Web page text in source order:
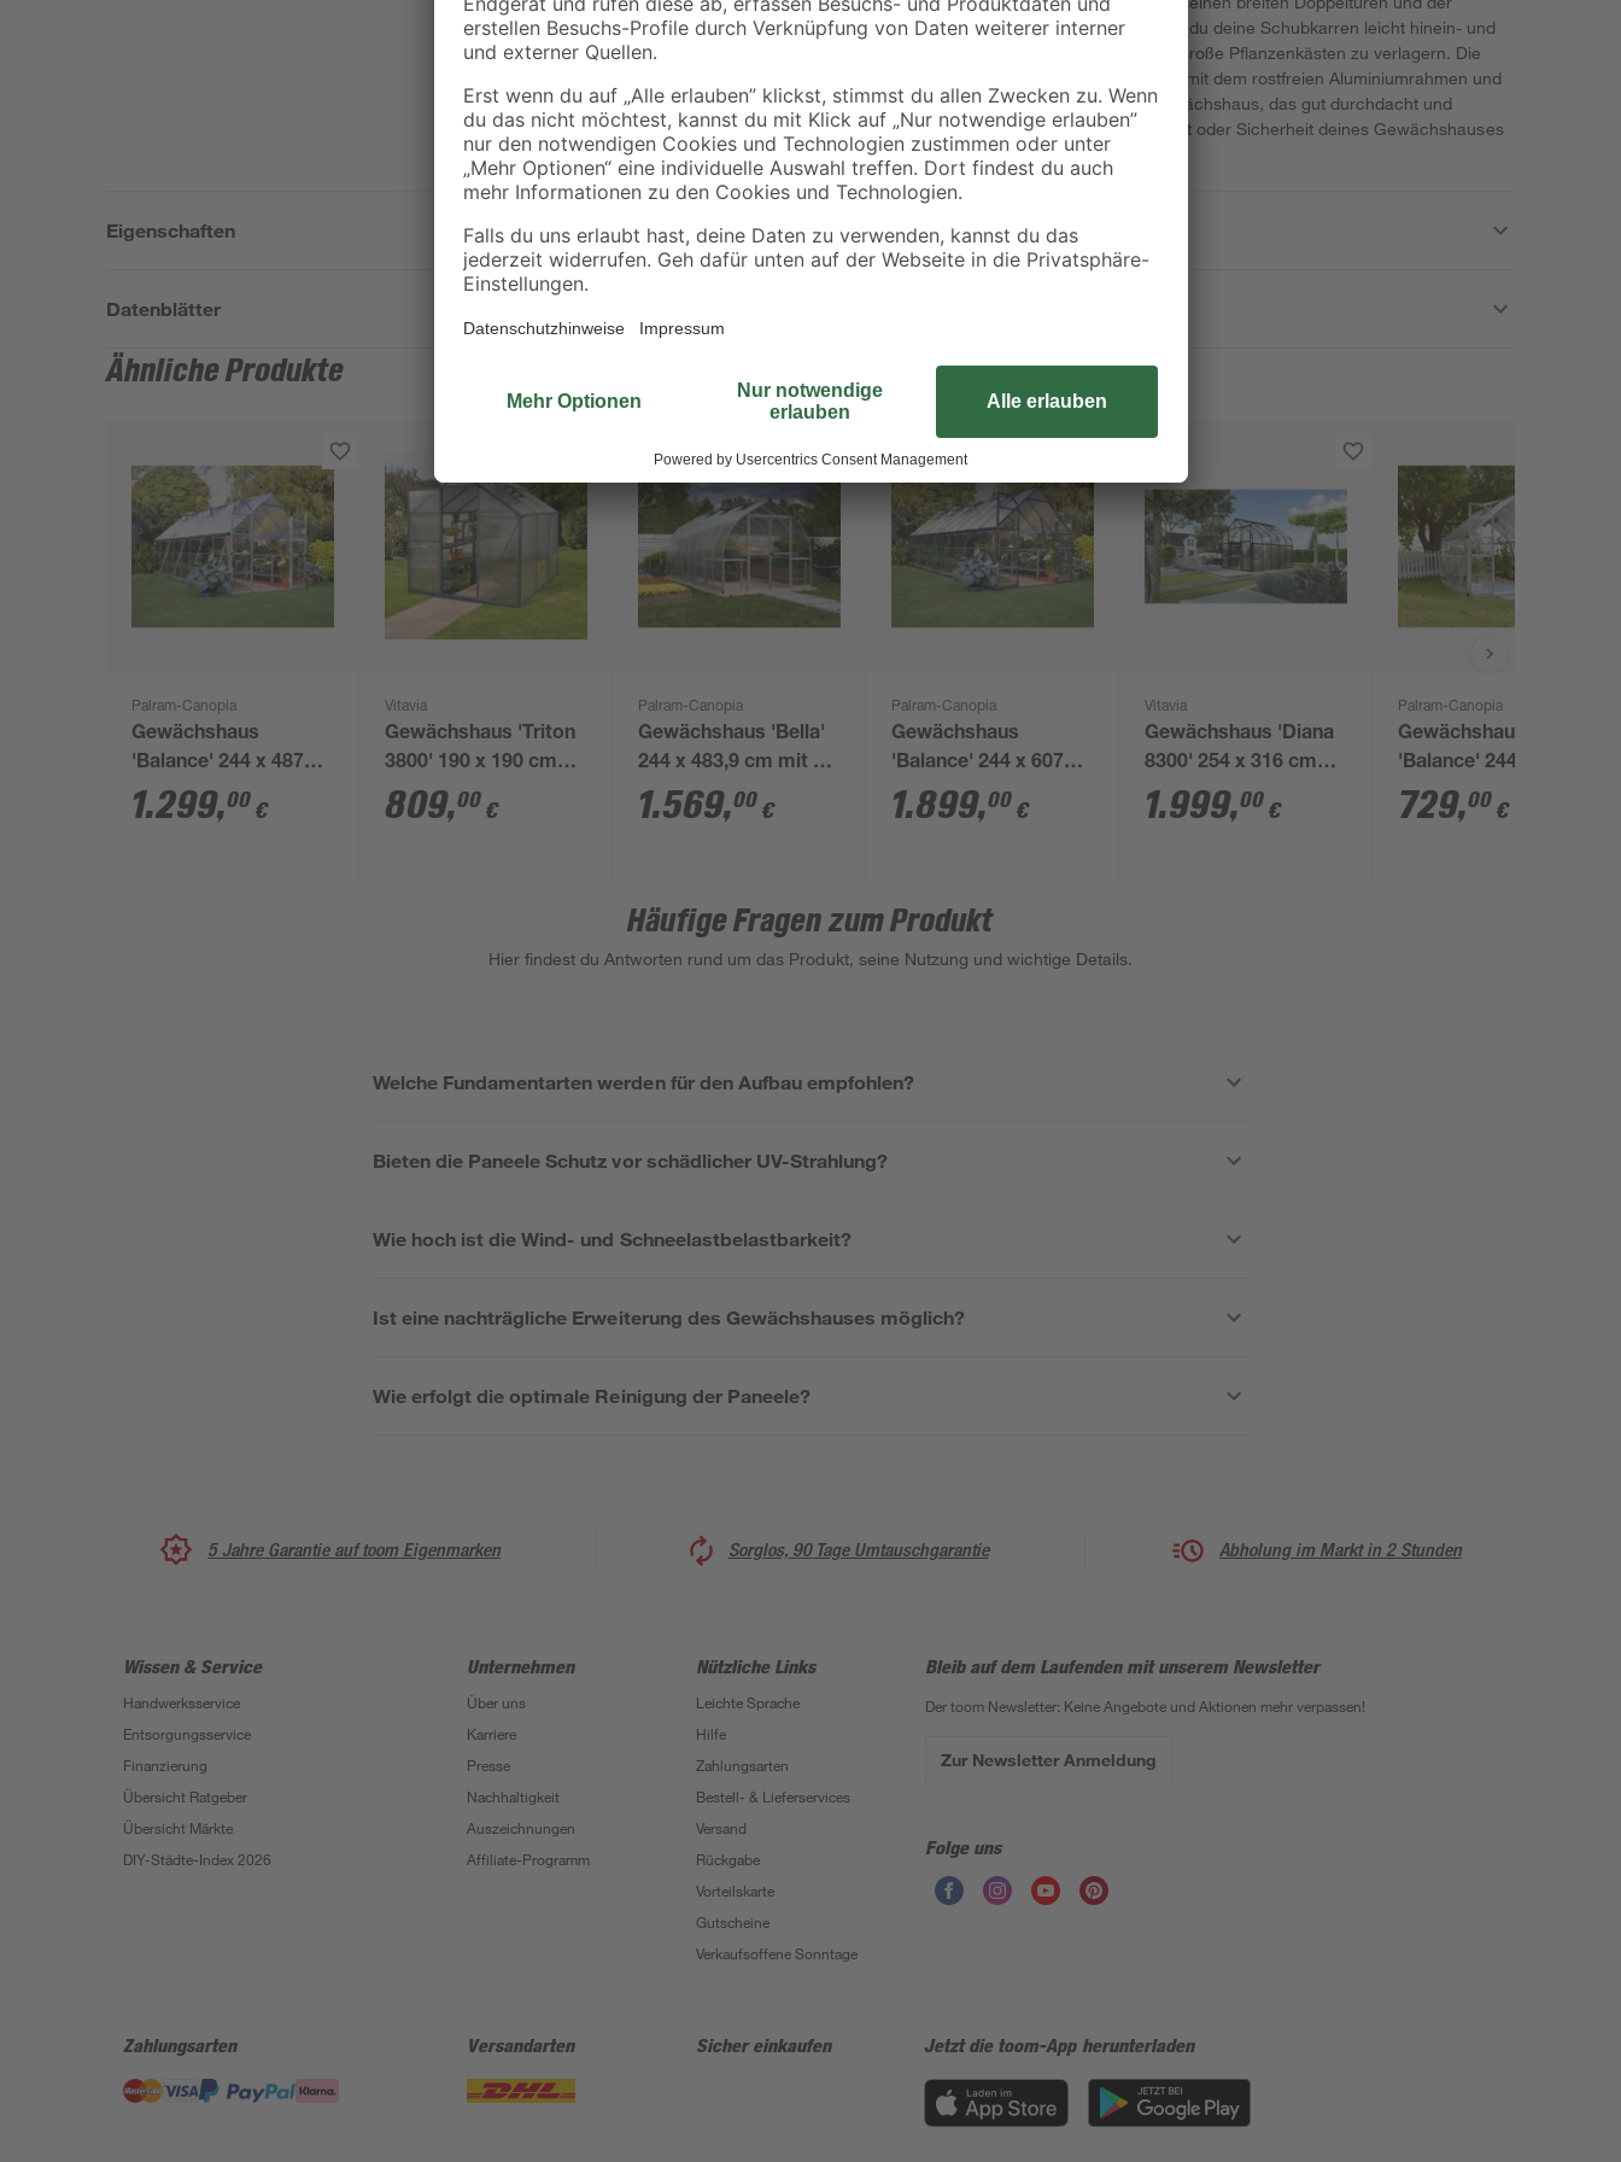
niedrigen Schwelle bestens zugänglich, so dass du deine Schubkarren leicht hinein- und
herausfahren kannst und genug Platz hast, um große Pflanzenkästen zu verlagern. Die
Kombination der sicheren Polycarbonatpaneele mit dem rostfreien Aluminiumrahmen und
den extra starken Stützbalken bietet dir ein Gewächshaus, das gut durchdacht und
langlebig ist, so dass du dich nie um die Stabilität oder Sicherheit deines Gewächshauses
sorgen musst.
Eigenschaften
Datenblätter
Ähnliche Produkte
Palram-Canopia
Gewächshaus
'Balance' 244 x 487
cm mit 4 mm
Hohlkammerplatten
1.299,00 €
Vitavia
Gewächshaus 'Triton
3800' 190 x 190 cm
mit 4 mm
Hohlkammerplatten
809,00 €
Palram-Canopia
Gewächshaus 'Bella'
244 x 483,9 cm mit 6
mm
Hohlkammerplatten
1.569,00 €
Palram-Canopia
Gewächshaus
'Balance' 244 x 607
cm mit 4 mm
Hohlkammerplatten
1.899,00 €
Vitavia
Gewächshaus 'Diana
8300' 254 x 316 cm
mit 4 mm
Hohlkammerplatten
1.999,00 €
Palram-Canopia
Gewächshaus
'Balance' 244 x 247
cm mit 4 mm
Hohlkammerplatten
729,00 €
Häufige Fragen zum Produkt
Hier findest du Antworten rund um das Produkt, seine Nutzung und wichtige Details.
Welche Fundamentarten werden für den Aufbau empfohlen?
Bieten die Paneele Schutz vor schädlicher UV-Strahlung?
Wie hoch ist die Wind- und Schneelastbelastbarkeit?
Ist eine nachträgliche Erweiterung des Gewächshauses möglich?
Wie erfolgt die optimale Reinigung der Paneele?
5 Jahre Garantie auf toom Eigenmarken Sorglos, 90 Tage Umtauschgarantie Abholung im Markt in 2 Stunden
Wissen & Service
Handwerksservice
Entsorgungsservice
Finanzierung
Übersicht Ratgeber
Übersicht Märkte
DIY-Städte-Index 2026
Unternehmen
Über uns
Karriere
Presse
Nachhaltigkeit
Auszeichnungen
Affiliate-Programm
Nützliche Links
Leichte Sprache
Hilfe
Zahlungsarten
Bestell- & Lieferservices
Versand
Rückgabe
Vorteilskarte
Gutscheine
Verkaufsoffene Sonntage
Bleib auf dem Laufenden mit unserem Newsletter
Der toom Newsletter: Keine Angebote und Aktionen mehr verpassen!
Zur Newsletter Anmeldung
Folge uns
Zahlungsarten Versandarten Sicher einkaufen Jetzt die toom-App herunterladen